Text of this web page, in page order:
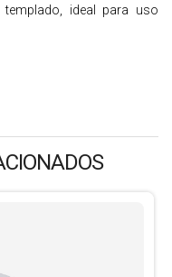
ideal para uso